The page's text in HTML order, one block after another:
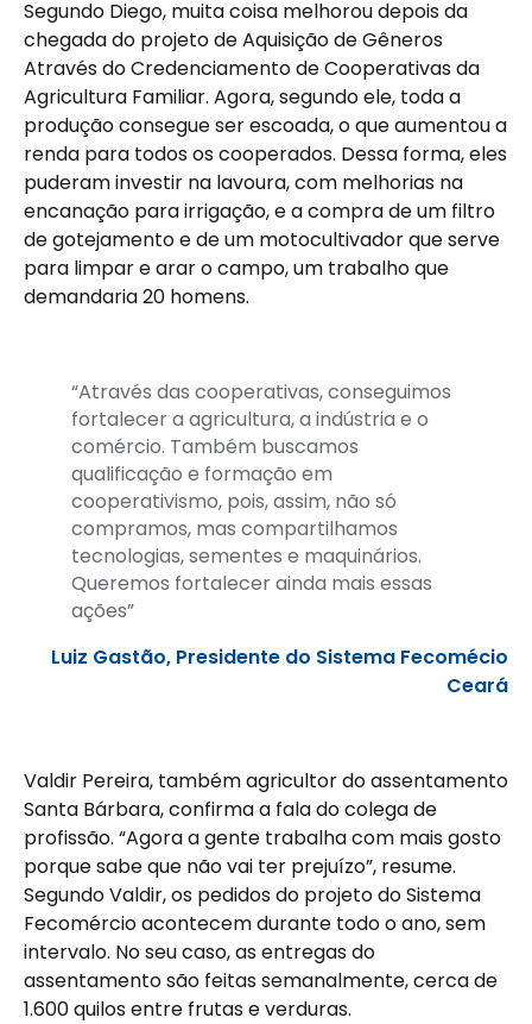
Segundo Diego, muita coisa melhorou depois da
chegada do projeto de Aquisição de Gêneros
Através do Credenciamento de Cooperativas da
Agricultura Familiar. Agora, segundo ele, toda a
produção consegue ser escoada, o que aumentou a
renda para todos os cooperados. Dessa forma, eles
puderam investir na lavoura, com melhorias na
encanação para irrigação, e a compra de um filtro
de gotejamento e de um motocultivador que serve
para limpar e arar o campo, um trabalho que
demandaria 20 homens.
“Através das cooperativas, conseguimos
fortalecer a agricultura, a indústria e o
comércio. Também buscamos
qualificação e formação em
cooperativismo, pois, assim, não só
compramos, mas compartilhamos
tecnologias, sementes e maquinários.
Queremos fortalecer ainda mais essas
ações”
Luiz Gastão, Presidente do Sistema Fecomécio
Ceará
Valdir Pereira, também agricultor do assentamento
Santa Bárbara, confirma a fala do colega de
profissão. “Agora a gente trabalha com mais gosto
porque sabe que não vai ter prejuízo”, resume.
Segundo Valdir, os pedidos do projeto do Sistema
Fecomércio acontecem durante todo o ano, sem
intervalo. No seu caso, as entregas do
assentamento são feitas semanalmente, cerca de
1.600 quilos entre frutas e verduras.